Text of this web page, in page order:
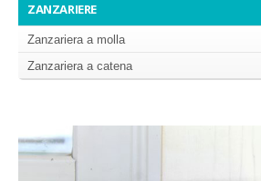
ZANZARIERE
Zanzariera a molla
Zanzariera a catena